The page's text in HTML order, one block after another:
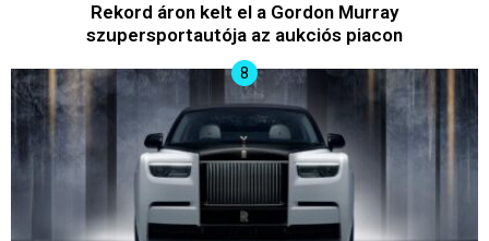
Rekord áron kelt el a Gordon Murray
szupersportautója az aukciós piacon